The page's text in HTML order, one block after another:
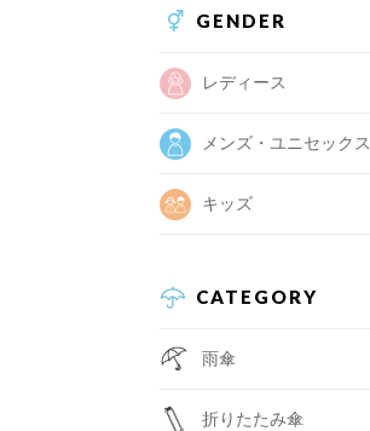
GENDER
レディース
メンズ・ユニセックス
キッズ
CATEGORY
雨傘
折りたたみ傘